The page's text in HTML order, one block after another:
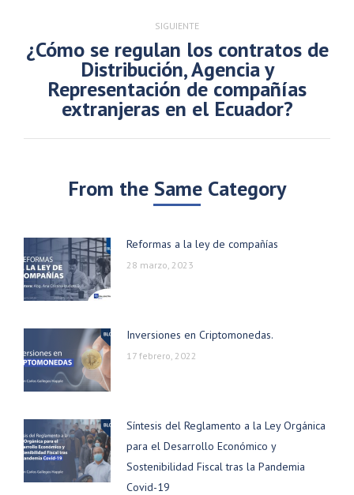
SIGUIENTE
Publicación
siguiente:
¿Cómo se regulan los contratos de
Distribución, Agencia y
Representación de compañías
extranjeras en el Ecuador?
From the Same Category
Reformas a la ley de compañías
28 marzo, 2023
Inversiones en Criptomonedas.
17 febrero, 2022
Síntesis del Reglamento a la Ley Orgánica
para el Desarrollo Económico y
Sostenibilidad Fiscal tras la Pandemia
Covid-19